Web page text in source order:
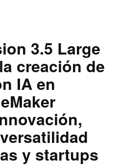
3.5 Large
creación de
IA en
y startups